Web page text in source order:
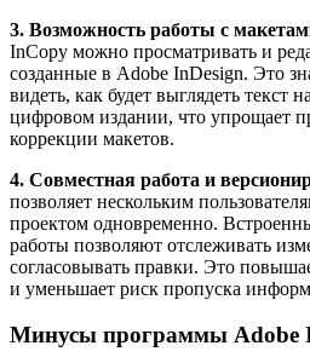
3. Возможность работы с
InCopy можно просматривать и
созданные в Adobe InDesign. Это
видеть, как будет выглядеть текст
цифровом издании, что упрощает
коррекции макетов.
4. Совместная работа и
позволяет нескольким
проектом одновременно.
работы позволяют отслеживать
согласовывать правки. Это
и уменьшает риск пропуска
Минусы программы Adobe